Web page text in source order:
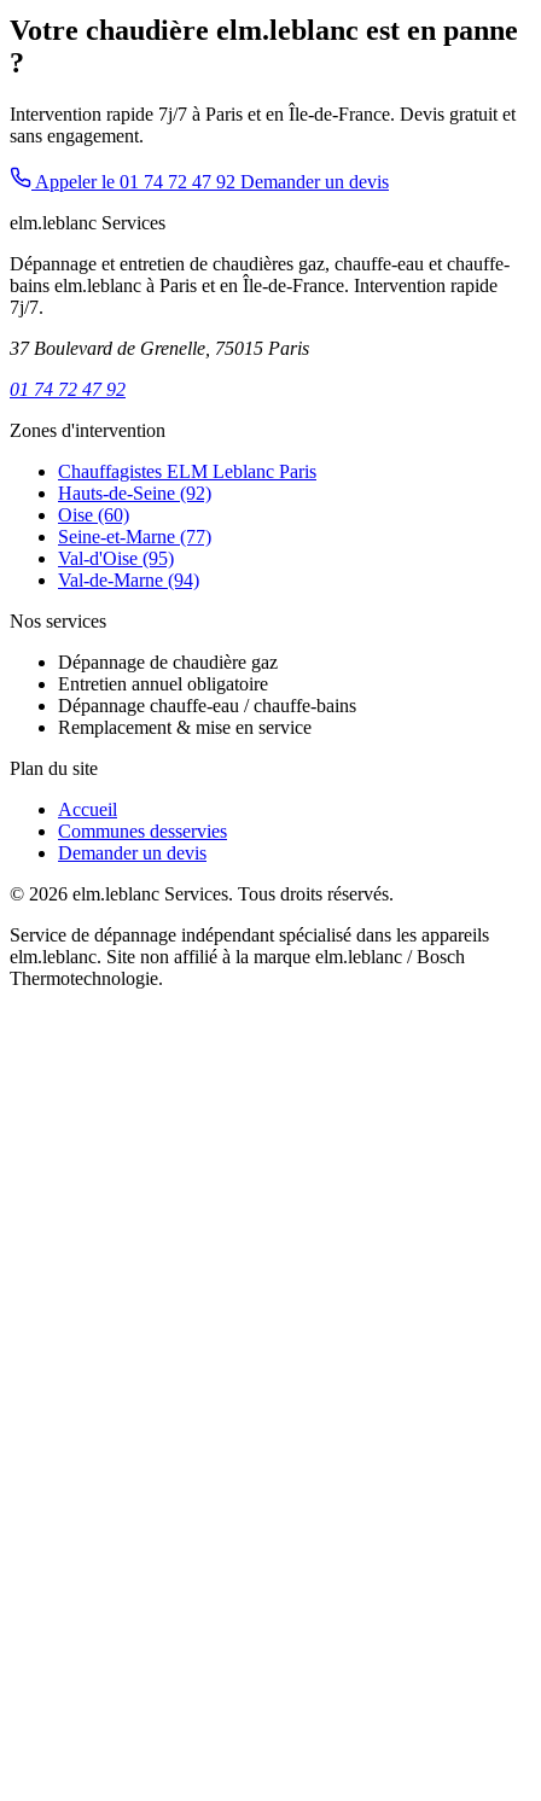
Votre chaudière elm.leblanc est en panne
?
Intervention rapide 7j/7 à Paris et en Île-de-France. Devis gratuit et
sans engagement.
Appeler le 01 74 72 47 92 Demander un devis
elm.leblanc Services
Dépannage et entretien de chaudières gaz, chauffe-eau et chauffe-
bains elm.leblanc à Paris et en Île-de-France. Intervention rapide
7j/7.
37 Boulevard de Grenelle, 75015 Paris
01 74 72 47 92
Zones d'intervention
Chauffagistes ELM Leblanc Paris
Hauts-de-Seine (92)
Oise (60)
Seine-et-Marne (77)
Val-d'Oise (95)
Val-de-Marne (94)
Nos services
Dépannage de chaudière gaz
Entretien annuel obligatoire
Dépannage chauffe-eau / chauffe-bains
Remplacement & mise en service
Plan du site
Accueil
Communes desservies
Demander un devis
© 2026 elm.leblanc Services. Tous droits réservés.
Service de dépannage indépendant spécialisé dans les appareils
elm.leblanc. Site non affilié à la marque elm.leblanc / Bosch
Thermotechnologie.